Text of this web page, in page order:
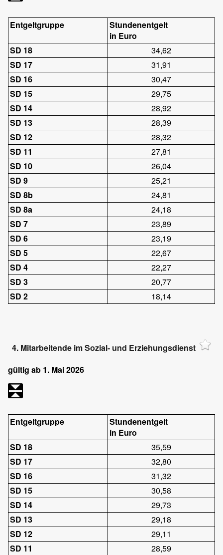
Entgeltgruppe
Stundenentgelt
in Euro
SD 18
34,62
SD 17
31,91
SD 16
30,47
SD 15
29,75
SD 14
28,92
SD 13
28,39
SD 12
28,32
SD 11
27,81
SD 10
26,04
SD 9
25,21
SD 8b
24,81
SD 8a
24,18
SD 7
23,89
SD 6
23,19
SD 5
22,67
SD 4
22,27
SD 3
20,77
SD 2
18,14
4. Mitarbeitende im Sozial- und Erziehungsdienst
gültig ab 1. Mai 2026
Entgeltgruppe
Stundenentgelt
in Euro
SD 18
35,59
SD 17
32,80
SD 16
31,32
SD 15
30,58
SD 14
29,73
SD 13
29,18
SD 12
29,11
SD 11
28,59